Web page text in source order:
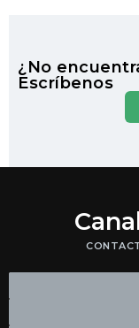
¿No
Escríbenos